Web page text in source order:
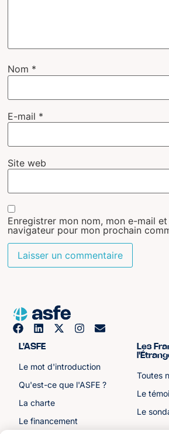
Nom *
E-mail *
Site web
Enregistrer mon nom, mon e-mail
navigateur pour mon prochain
L'ASFE
Le mot d'introduction
Qu'est-ce que l'ASFE ?
La charte
Le financement
Les
Toutes
Le
Le